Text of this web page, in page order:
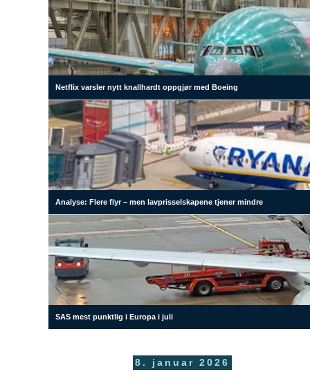
Netflix varsler nytt knallhardt oppgjør med Boeing
Analyse: Flere flyr – men lavprisselskapene tjener mindre
SAS mest punktlig i Europa i juli
8. januar 2026